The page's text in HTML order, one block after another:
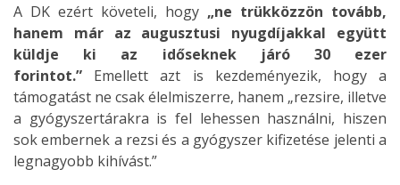
A DK ezért követeli, hogy „ne trükközzön tovább,
hanem már az augusztusi nyugdíjakkal együtt
küldje ki az időseknek járó 30 ezer
forintot.” Emellett azt is kezdeményezik, hogy a
támogatást ne csak élelmiszerre, hanem „rezsire, illetve
a gyógyszertárakra is fel lehessen használni, hiszen
sok embernek a rezsi és a gyógyszer kifizetése jelenti a
legnagyobb kihívást.”